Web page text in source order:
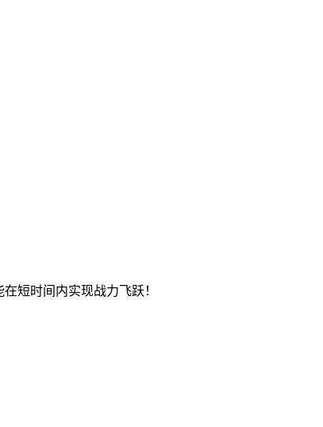
短时间内实现战力飞跃！